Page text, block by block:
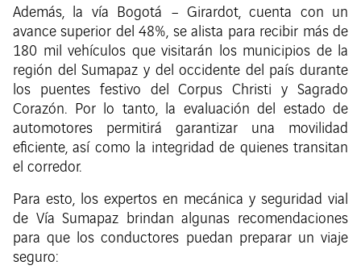
Además, la vía Bogotá – Girardot, cuenta con un
avance superior del 48%, se alista para recibir más de
180 mil vehículos que visitarán los municipios de la
región del Sumapaz y del occidente del país durante
los puentes festivo del Corpus Christi y Sagrado
Corazón. Por lo tanto, la evaluación del estado de
automotores permitirá garantizar una movilidad
eficiente, así como la integridad de quienes transitan
el corredor.
Para esto, los expertos en mecánica y seguridad vial
de Vía Sumapaz brindan algunas recomendaciones
para que los conductores puedan preparar un viaje
seguro: